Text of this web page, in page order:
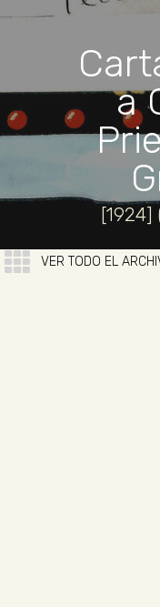
a
[1924]
VER TODO EL